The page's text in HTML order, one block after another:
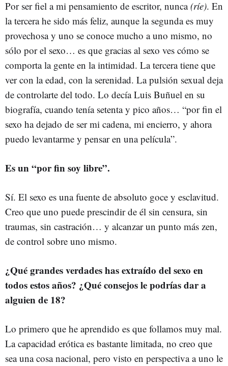
Por ser fiel a mi pensamiento de escritor, nunca(ríe). En
la tercera he sido más feliz, aunque la segunda es muy
provechosa y uno se conoce mucho a uno mismo, no
sólo por el sexo… es que gracias al sexo ves cómo se
comporta la gente en la intimidad. La tercera tiene que
ver con la edad, con la serenidad. La pulsión sexual deja
de controlarte del todo. Lo decía Luis Buñuel en su
biografía, cuando tenía setenta y pico años… “por fin el
sexo ha dejado de ser mi cadena, mi encierro, y ahora
puedo levantarme y pensar en una película”.
Es un “por fin soy libre”.
Sí. El sexo es una fuente de absoluto goce y esclavitud.
Creo que uno puede prescindir de él sin censura, sin
traumas, sin castración… y alcanzar un punto más zen,
de control sobre uno mismo.
¿Qué grandes verdades has extraído del sexo en
todos estos años? ¿Qué consejos le podrías dar a
alguien de 18?
Lo primero que he aprendido es que follamos muy mal.
La capacidad erótica es bastante limitada, no creo que
sea una cosa nacional, pero visto en perspectiva a uno le